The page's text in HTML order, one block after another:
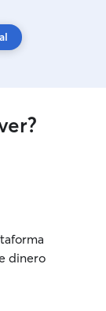
dinero